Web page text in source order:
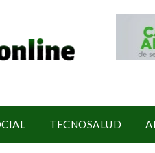
TECNOSALUD